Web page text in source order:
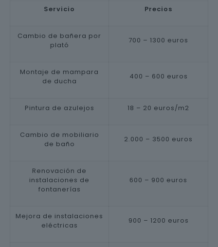
Servicio Precios
Cambio de bañera por
plató
700 – 1300 euros
Montaje de mampara
de ducha
400 – 600 euros
Pintura de azulejos 18 – 20 euros/m2
Cambio de mobiliario
de baño
2.000 – 3500 euros
Renovación de
instalaciones de
fontanerías
600 – 900 euros
Mejora de instalaciones
eléctricas
900 – 1200 euros